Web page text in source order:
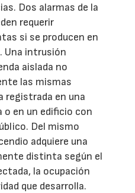
Dos alarmas de la
requerir
si se producen en
Una intrusión
aislada no
las mismas
registrada en una
en un edificio con
Del mismo
adquiere una
distinta según el
la ocupación
que desarrolla.